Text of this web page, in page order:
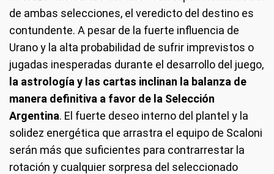
de ambas selecciones, el veredicto del destino es
contundente. A pesar de la fuerte influencia de
Urano y la alta probabilidad de sufrir imprevistos o
jugadas inesperadas durante el desarrollo del juego,
la astrología y las cartas inclinan la balanza de
manera definitiva a favor de la Selección
Argentina. El fuerte deseo interno del plantel y la
solidez energética que arrastra el equipo de Scaloni
serán más que suficientes para contrarrestar la
rotación y cualquier sorpresa del seleccionado